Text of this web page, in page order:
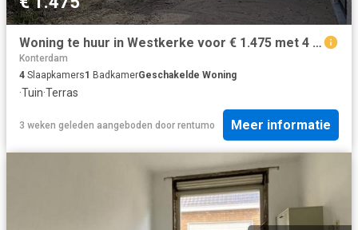
Woning te huur in Westkerke voor € 1.475 met 4 slaapkamers
Konterdam
4 Slaapkamers1 BadkamerGeschakelde Woning
·Tuin·Terras
3 weken geleden aangeboden door rentumo Meer informatie